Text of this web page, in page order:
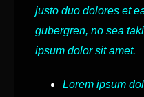
justo duo dolores et
gubergren, no sea
ipsum dolor sit amet.
Lorem ipsum